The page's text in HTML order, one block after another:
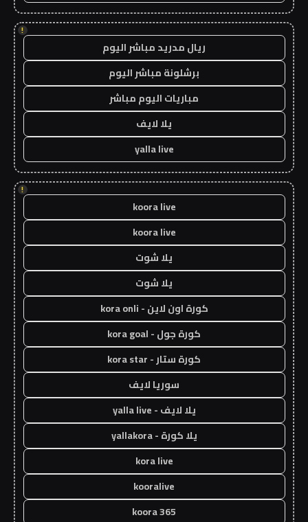
!
ريال مدريد مباشر اليوم
برشلونة مباشر اليوم
مباريات اليوم مباشر
يلا لايف
yalla live
!
koora live
koora live
يلا شوت
يلا شوت
كورة اون لاين - kora onli
كورة جول - kora goal
كورة ستار - kora star
سوريا لايف
يلا لايف - yalla live
يلا كورة - yallakora
kora live
kooralive
koora 365